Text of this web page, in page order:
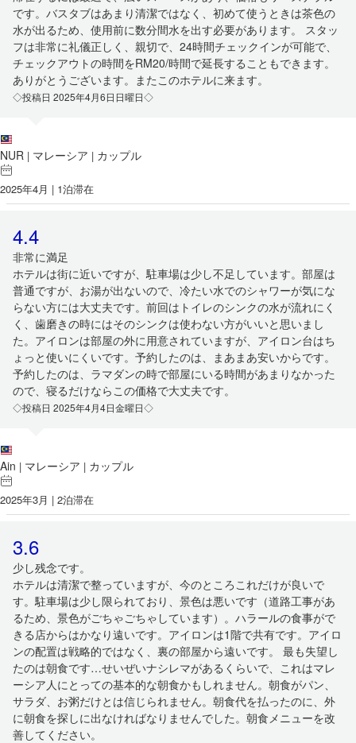
です。バスタブはあまり清潔ではなく、初めて使うときは茶色の
水が出るため、使用前に数分間水を出す必要があります。 スタッ
フは非常に礼儀正しく、親切で、24時間チェックインが可能で、
チェックアウトの時間をRM20/時間で延長することもできます。
ありがとうございます。またこのホテルに来ます。
◇投稿日 2025年4月6日日曜日◇
NUR | マレーシア | カップル
2025年4月 | 1泊滞在
4.4
非常に満足
ホテルは街に近いですが、駐車場は少し不足しています。部屋は
普通ですが、お湯が出ないので、冷たい水でのシャワーが気にな
らない方には大丈夫です。前回はトイレのシンクの水が流れにく
く、歯磨きの時にはそのシンクは使わない方がいいと思いまし
た。アイロンは部屋の外に用意されていますが、アイロン台はち
ょっと使いにくいです。予約したのは、まあまあ安いからです。
予約したのは、ラマダンの時で部屋にいる時間があまりなかった
ので、寝るだけならこの価格で大丈夫です。
◇投稿日 2025年4月4日金曜日◇
Ain | マレーシア | カップル
2025年3月 | 2泊滞在
3.6
少し残念です。
ホテルは清潔で整っていますが、今のところこれだけが良いで
す。駐車場は少し限られており、景色は悪いです（道路工事があ
るため、景色がごちゃごちゃしています）。ハラールの食事がで
きる店からはかなり遠いです。アイロンは1階で共有です。アイロ
ンの配置は戦略的ではなく、裏の部屋から遠いです。 最も失望し
たのは朝食です…せいぜいナシレマがあるくらいで、これはマレ
ーシア人にとっての基本的な朝食かもしれません。朝食がパン、
サラダ、お粥だけとは信じられません。朝食代を払ったのに、外
に朝食を探しに出なければなりませんでした。朝食メニューを改
善してください。